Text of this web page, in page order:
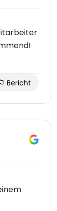
Bericht